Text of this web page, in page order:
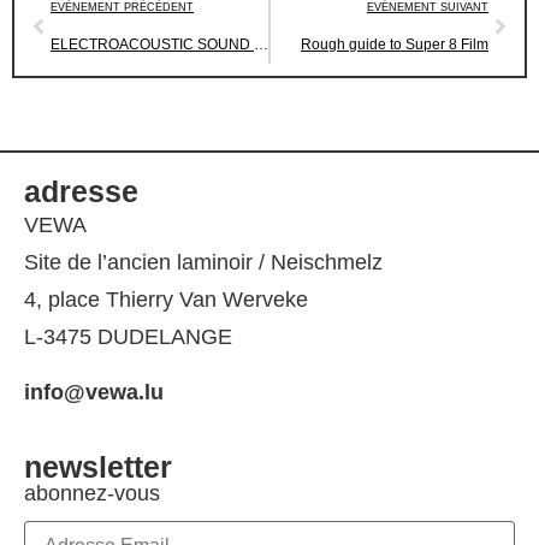
EVÉNEMENT PRÉCÉDENT
ELECTROACOUSTIC SOUND DESIGN WORKSHOP
EVÉNEMENT SUIVANT
Rough guide to Super 8 Film
adresse
VEWA
Site de l’ancien laminoir / Neischmelz
4, place Thierry Van Werveke
L-3475 DUDELANGE
info@vewa.lu
newsletter
abonnez-vous